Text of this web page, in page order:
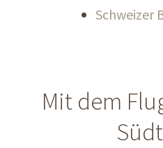
Schweizer
Mit dem